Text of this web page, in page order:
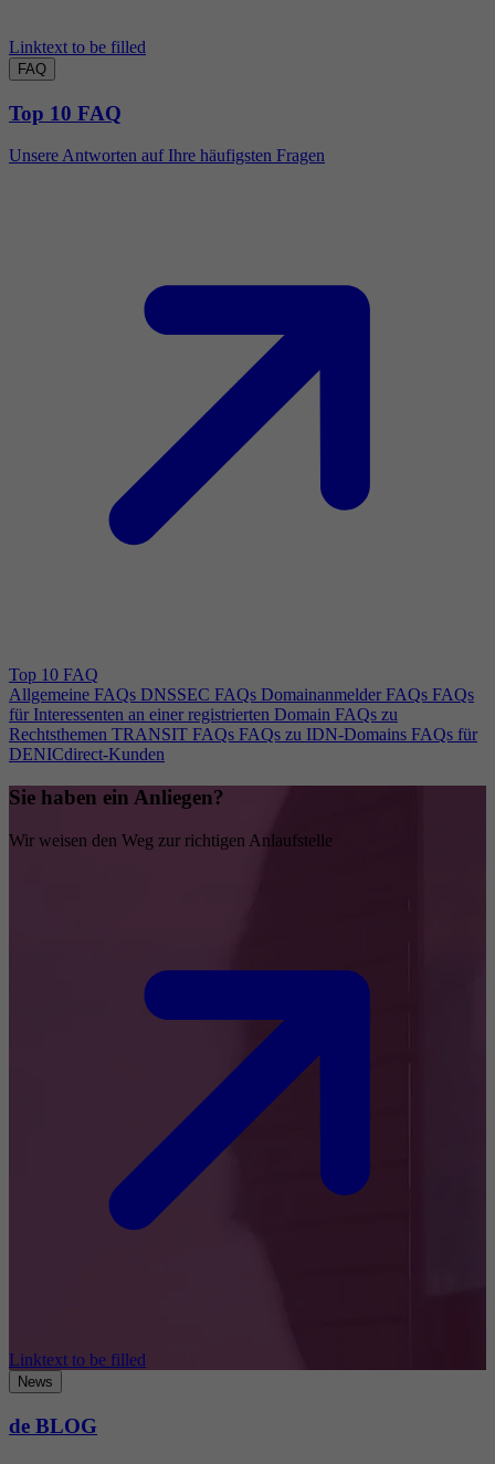
Linktext to be filled
FAQ
Top 10 FAQ
Unsere Antworten auf Ihre häufigsten Fragen
Top 10 FAQ
Allgemeine FAQs DNSSEC FAQs Domainanmelder FAQs FAQs
für Interessenten an einer registrierten Domain FAQs zu
Rechtsthemen TRANSIT FAQs FAQs zu IDN-Domains FAQs für
DENICdirect-Kunden
Sie haben ein Anliegen?
Wir weisen den Weg zur richtigen Anlaufstelle
Linktext to be filled
News
de BLOG